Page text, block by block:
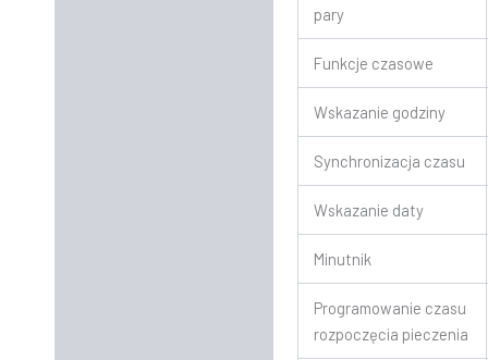
pary
Funkcje czasowe
Wskazanie godziny
Synchronizacja czasu
Wskazanie daty
Minutnik
Programowanie czasu
rozpoczęcia pieczenia